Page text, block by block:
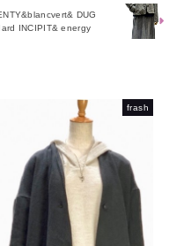
DUG
INCIPIT& energy
frash